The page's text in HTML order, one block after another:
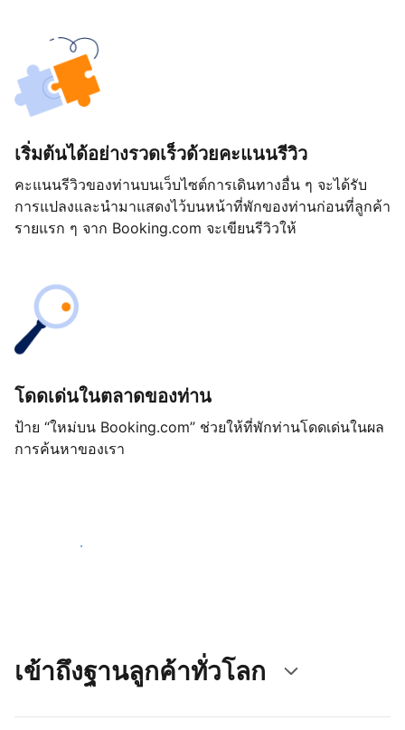
เริ่มต้นได้อย่างรวดเร็วด้วยคะแนนรีวิว
คะแนนรีวิวของท่านบนเว็บไซต์การเดินทางอื่น ๆ จะได้รับ
การแปลงและนำมาแสดงไว้บนหน้าที่พักของท่านก่อนที่ลูกค้า
รายแรก ๆ จาก Booking.com จะเขียนรีวิวให้
โดดเด่นในตลาดของท่าน
ป้าย “ใหม่บน Booking.com” ช่วยให้ที่พักท่านโดดเด่นในผล
การค้นหาของเรา
เริ่มต้นตั้งแต่วันนี้
เข้าถึงฐานลูกค้าทั่วโลก